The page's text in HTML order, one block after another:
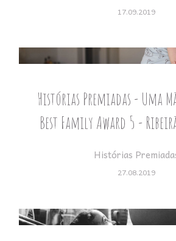
17.09.2019
Histórias Premiadas - Uma
Best Family Award 5 -
Histórias
27.08.2019